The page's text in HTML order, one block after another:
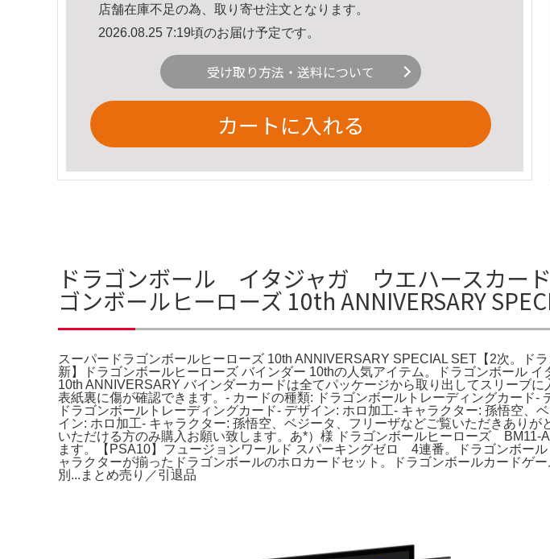
店舗在庫不足の為、取り寄せ注文となります。
2026.08.25 7:19頃のお届け予定です。
受け取り方法・送料について
カートに入れる
ドラゴンボール イタジャガ ウエハースカ
ゴンボールヒーローズ 10th ANNIVERSARY
スーパードラゴンボールヒーローズ 10th ANNIVERSARY SPECIAL SET【2次。ド
新】ドラゴンボールヒーローズ バインダー 10thの人気アイテム。ドラゴンボール
10th ANNIVERSARY バインダーカードは全てパッケージから取り出してスリーブ
表紙裏に傷が確認できます。- カードの種類: ドラゴンボールトレーディングカード
ドラゴンボールトレーディングカード- デザイン: ホロ加工- キャラクター: 孫悟空
イン: ホロ加工- キャラクター: 孫悟空、ベジータ、フリーザなどご覧いただきあり
いただける方のみ購入お願い致します。あ*）様 ドラゴンボールヒーローズ
ます。【PSA10】フュージョンワールド スパーキングゼロ 4連番。ドラゴンボー
ャラクターが揃ったドラゴンボールのホロカードセット。ドラゴンボールカード
別...まとめ売り／引退品